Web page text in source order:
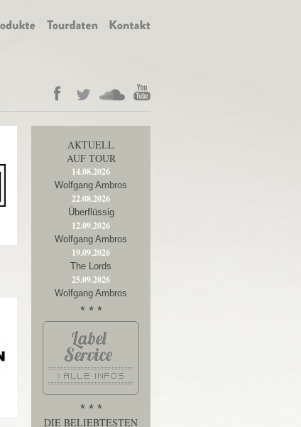
AKTUELL
AUF TOUR
14.08.2026
Wolfgang Ambros
22.08.2026
Überflüssig
12.09.2026
Wolfgang Ambros
19.09.2026
The Lords
25.09.2026
Wolfgang Ambros
* * *
* * *
DIE BELIEBTESTEN